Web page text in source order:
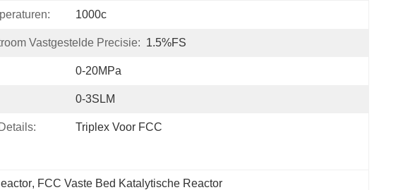
1000c
Vastgestelde Precisie: 1.5%FS
0-20MPa
0-3SLM
Triplex Voor FCC
, FCC Vaste Bed Katalytische Reactor